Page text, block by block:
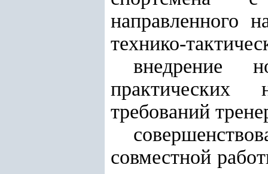
направленного
технико-
внедрение
практических
требований
совместной